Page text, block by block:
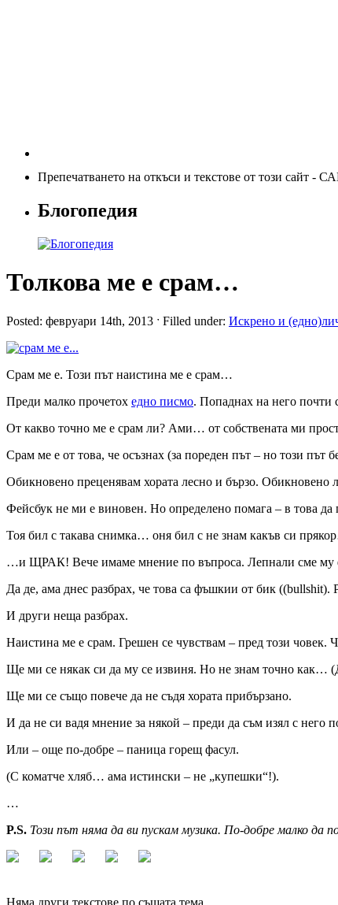
Препечатването на откъси и текстове от този сайт -
Блогопедия
Толкова ме е срам…
Posted: февруари 14th, 2013 ˑ Filled under: Искрено и
Срам ме е. Този път наистина ме е срам…
Преди малко прочетох едно писмо. Попаднах на него почти
От какво точно ме е срам ли? Ами… от собствената ми
Срам ме е от това, че осъзнах (за пореден път – но този път
Обикновено преценявам хората лесно и бързо.
Фейсбук не ми е виновен. Но определено помага – в това
Тоя бил с такава снимка… оня бил с не знам какъв си
…и ЩРАК! Вече имаме мнение по въпроса. Лепнали сме му
Да де, ама днес разбрах, че това са фъшкии от бик
И други неща разбрах.
Наистина ме е срам. Грешен се чувствам – пред този
Ще ми се някак си да му се извиня. Но не знам точно как…
Ще ми се също повече да не съдя хората прибързано.
И да не си вадя мнение за някой – преди да съм изял с него
Или – още по-добре – паница горещ фасул.
(С коматче хляб… ама истински – не „купешки“!).
…
P.S. Този път няма да ви пускам музика. По-добре малко да
Няма други текстове по същата тема.